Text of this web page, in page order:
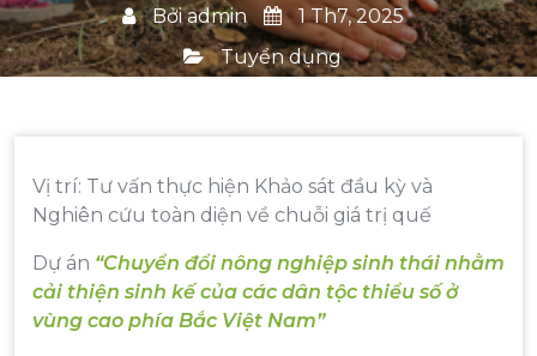
Bởiadmin
1 Th7, 2025
Tuyển dụng
Vị trí: Tư vấn thực hiện Khảo sát đầu kỳ và
Nghiên cứu toàn diện về chuỗi giá trị quế
Dự án “Chuyển đổi nông nghiệp sinh thái nhằm
cải thiện sinh kế của các dân tộc thiểu số ở
vùng cao phía Bắc Việt Nam”